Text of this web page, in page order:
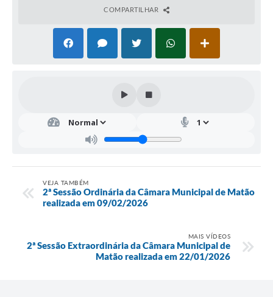
COMPARTILHAR
VEJA TAMBÉM
2ª Sessão Ordinária da Câmara Municipal de Matão
realizada em 09/02/2026
MAIS VÍDEOS
2ª Sessão Extraordinária da Câmara Municipal de
Matão realizada em 22/01/2026